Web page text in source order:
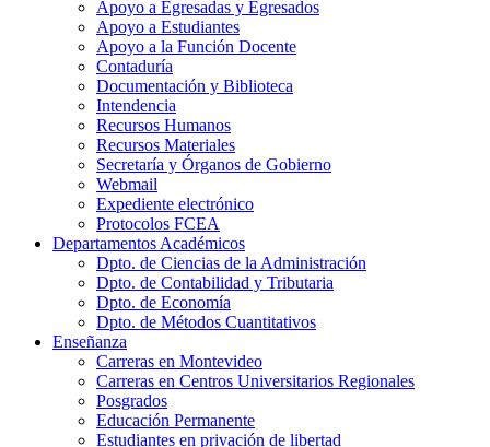
Apoyo a Egresadas y Egresados
Apoyo a Estudiantes
Apoyo a la Función Docente
Contaduría
Documentación y Biblioteca
Intendencia
Recursos Humanos
Recursos Materiales
Secretaría y Órganos de Gobierno
Webmail
Expediente electrónico
Protocolos FCEA
Departamentos Académicos
Dpto. de Ciencias de la Administración
Dpto. de Contabilidad y Tributaria
Dpto. de Economía
Dpto. de Métodos Cuantitativos
Enseñanza
Carreras en Montevideo
Carreras en Centros Universitarios Regionales
Posgrados
Educación Permanente
Estudiantes en privación de libertad